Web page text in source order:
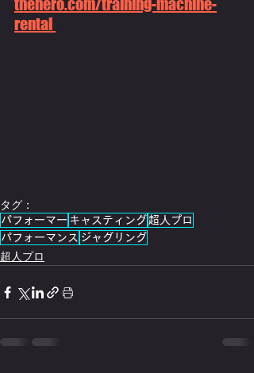
rental
タグ：
パフォーマー キャスティング超人プロ
パフォーマンス ジャグリング
超人プロ